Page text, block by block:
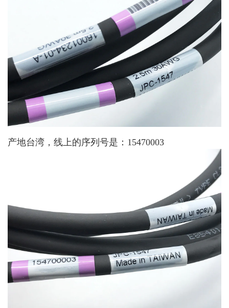
产地台湾，线上的序列号是：15470003